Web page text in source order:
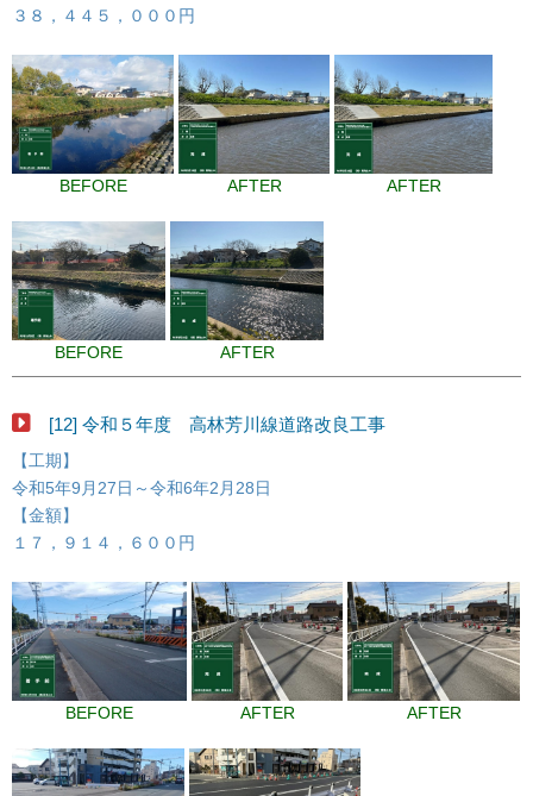
３８，４４５，０００円
BEFORE AFTER AFTER
BEFORE AFTER
[12] 令和５年度 高林芳川線道路改良工事
【工期】
令和5年9月27日～令和6年2月28日
【金額】
１７，９１４，６００円
BEFORE AFTER AFTER